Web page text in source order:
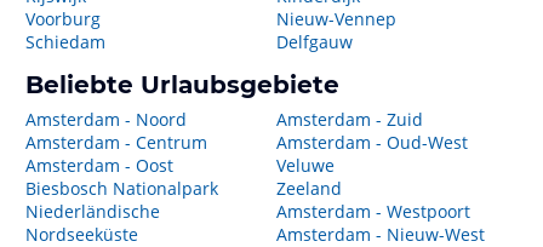
Voorburg
Schiedam
Nieuw-Vennep
Delfgauw
Beliebte Urlaubsgebiete
Amsterdam - Noord
Amsterdam - Centrum
Amsterdam - Oost
Biesbosch Nationalpark
Niederländische
Nordseeküste
Amsterdam - Zuid
Amsterdam - Oud-West
Veluwe
Zeeland
Amsterdam - Westpoort
Amsterdam - Nieuw-West